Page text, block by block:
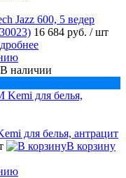
Jazz 600, 5 ведер
16 684 руб. / шт
В наличии
для белья, антрацит
В корзину